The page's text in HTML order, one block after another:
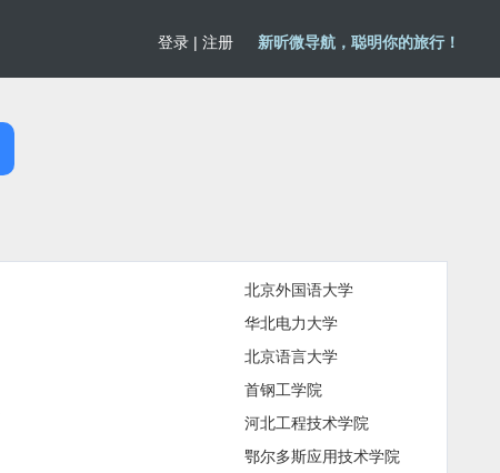
登录 | 注册 新昕微导航，聪明你的旅行！
北京外国语大学
华北电力大学
北京语言大学
首钢工学院
河北工程技术学院
鄂尔多斯应用技术学院